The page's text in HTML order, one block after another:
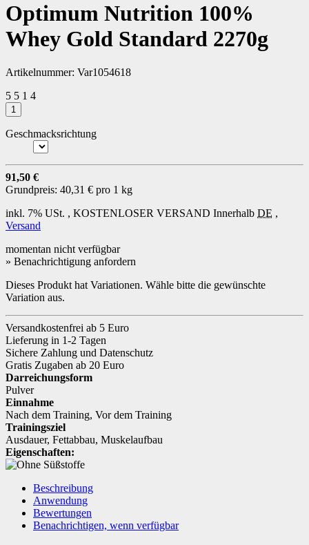
Optimum Nutrition 100%
Whey Gold Standard 2270g
Artikelnummer: Var1054618
5 5 1 4
Geschmacksrichtung
91,50 €
Grundpreis: 40,31 € pro 1 kg
inkl. 7% USt. , KOSTENLOSER VERSAND Innerhalb DE ,
Versand
momentan nicht verfügbar
» Benachrichtigung anfordern
Dieses Produkt hat Variationen. Wähle bitte die gewünschte
Variation aus.
Versandkostenfrei ab 5 Euro
Lieferung in 1-2 Tagen
Sichere Zahlung und Datenschutz
Gratis Zugaben ab 20 Euro
Darreichungsform
Pulver
Einnahme
Nach dem Training, Vor dem Training
Trainingsziel
Ausdauer, Fettabbau, Muskelaufbau
Eigenschaften:
Beschreibung
Anwendung
Bewertungen
Benachrichtigen, wenn verfügbar